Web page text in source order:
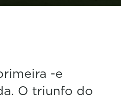
-e
O triunfo do